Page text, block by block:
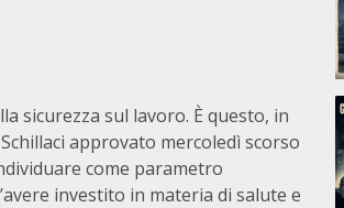
sicurezza sul lavoro. È questo, in
approvato mercoledì scorso
come parametro
investito in materia di salute e